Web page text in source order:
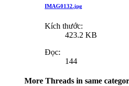
IMAG0132.jpg
Kích thước:
423.2 KB
Đọc:
144
More Threads in same